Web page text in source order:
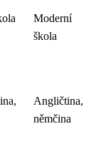
Moderní
škola
Angličtina,
němčina